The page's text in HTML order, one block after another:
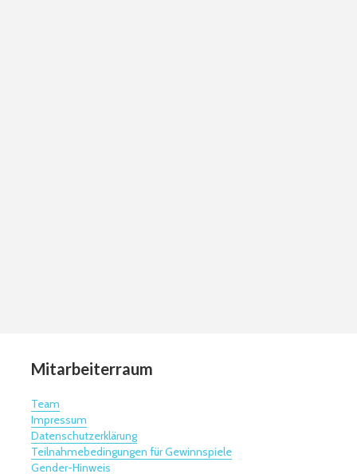
Mitarbeiterraum
Team
Impressum
Datenschutzerklärung
Teilnahmebedingungen für Gewinnspiele
Gender-Hinweis